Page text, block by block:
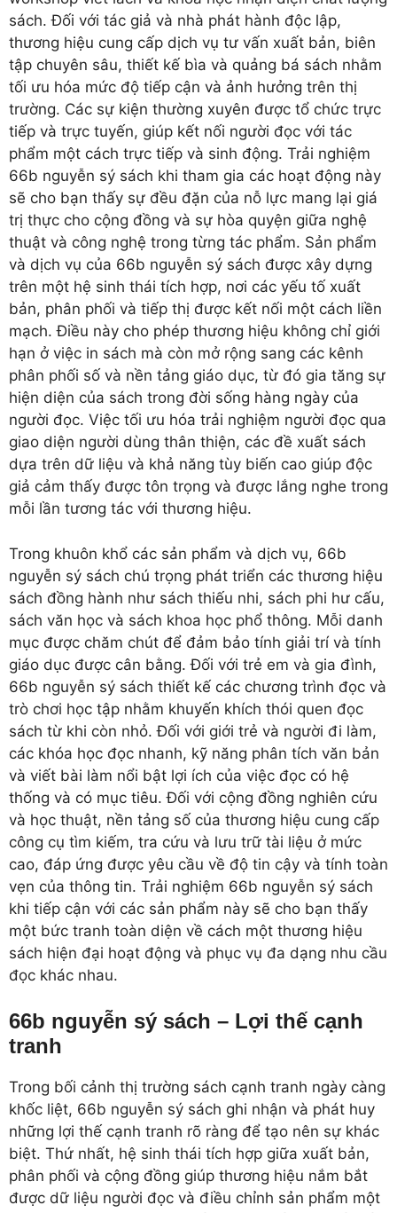
sách. Đối với tác giả và nhà phát hành độc lập,
thương hiệu cung cấp dịch vụ tư vấn xuất bản, biên
tập chuyên sâu, thiết kế bìa và quảng bá sách nhằm
tối ưu hóa mức độ tiếp cận và ảnh hưởng trên thị
trường. Các sự kiện thường xuyên được tổ chức trực
tiếp và trực tuyến, giúp kết nối người đọc với tác
phẩm một cách trực tiếp và sinh động. Trải nghiệm
66b nguyễn sý sách khi tham gia các hoạt động này
sẽ cho bạn thấy sự đều đặn của nỗ lực mang lại giá
trị thực cho cộng đồng và sự hòa quyện giữa nghệ
thuật và công nghệ trong từng tác phẩm. Sản phẩm
và dịch vụ của 66b nguyễn sý sách được xây dựng
trên một hệ sinh thái tích hợp, nơi các yếu tố xuất
bản, phân phối và tiếp thị được kết nối một cách liền
mạch. Điều này cho phép thương hiệu không chỉ giới
hạn ở việc in sách mà còn mở rộng sang các kênh
phân phối số và nền tảng giáo dục, từ đó gia tăng sự
hiện diện của sách trong đời sống hàng ngày của
người đọc. Việc tối ưu hóa trải nghiệm người đọc qua
giao diện người dùng thân thiện, các đề xuất sách
dựa trên dữ liệu và khả năng tùy biến cao giúp độc
giả cảm thấy được tôn trọng và được lắng nghe trong
mỗi lần tương tác với thương hiệu.
Trong khuôn khổ các sản phẩm và dịch vụ, 66b
nguyễn sý sách chú trọng phát triển các thương hiệu
sách đồng hành như sách thiếu nhi, sách phi hư cấu,
sách văn học và sách khoa học phổ thông. Mỗi danh
mục được chăm chút để đảm bảo tính giải trí và tính
giáo dục được cân bằng. Đối với trẻ em và gia đình,
66b nguyễn sý sách thiết kế các chương trình đọc và
trò chơi học tập nhằm khuyến khích thói quen đọc
sách từ khi còn nhỏ. Đối với giới trẻ và người đi làm,
các khóa học đọc nhanh, kỹ năng phân tích văn bản
và viết bài làm nổi bật lợi ích của việc đọc có hệ
thống và có mục tiêu. Đối với cộng đồng nghiên cứu
và học thuật, nền tảng số của thương hiệu cung cấp
công cụ tìm kiếm, tra cứu và lưu trữ tài liệu ở mức
cao, đáp ứng được yêu cầu về độ tin cậy và tính toàn
vẹn của thông tin. Trải nghiệm 66b nguyễn sý sách
khi tiếp cận với các sản phẩm này sẽ cho bạn thấy
một bức tranh toàn diện về cách một thương hiệu
sách hiện đại hoạt động và phục vụ đa dạng nhu cầu
đọc khác nhau.
66b nguyễn sý sách – Lợi thế cạnh
tranh
Trong bối cảnh thị trường sách cạnh tranh ngày càng
khốc liệt, 66b nguyễn sý sách ghi nhận và phát huy
những lợi thế cạnh tranh rõ ràng để tạo nên sự khác
biệt. Thứ nhất, hệ sinh thái tích hợp giữa xuất bản,
phân phối và cộng đồng giúp thương hiệu nắm bắt
được dữ liệu người đọc và điều chỉnh sản phẩm một